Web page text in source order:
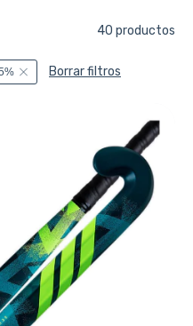
40 productos
Borrar filtros